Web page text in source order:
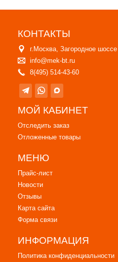
КОНТАКТЫ
г.Москва, Загородное
info@mek-bt.ru
8(495) 514-43-60
МОЙ КАБИНЕТ
Отследить заказ
Отложенные товары
МЕНЮ
Прайс-лист
Новости
Отзывы
Карта сайта
Форма связи
ИНФОРМАЦИЯ
Политика конфиденциальности